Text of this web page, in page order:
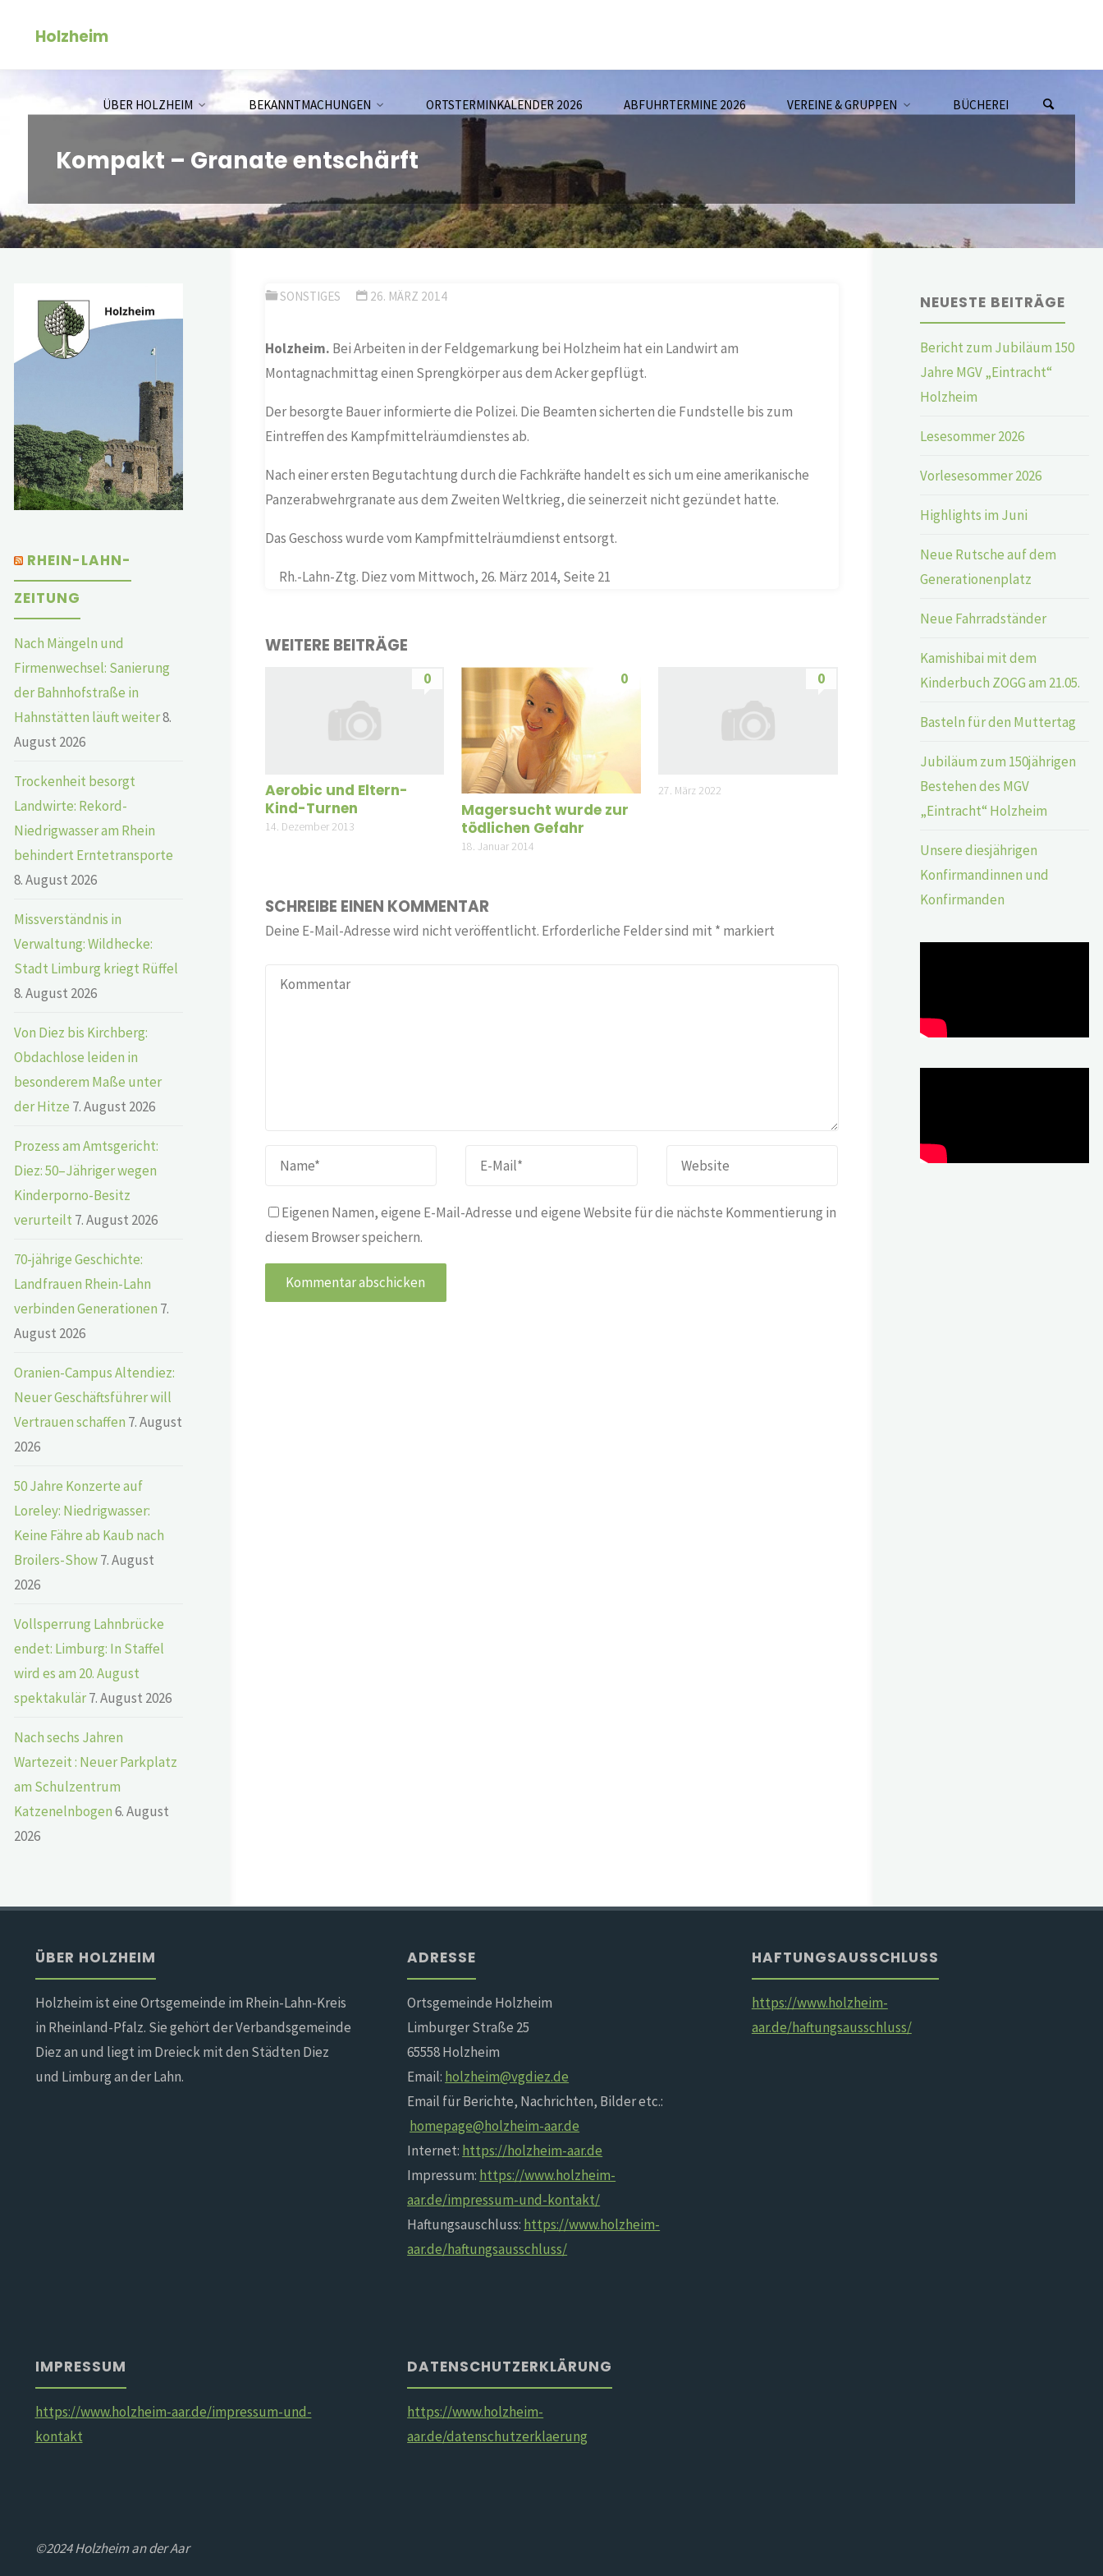
Holzheim
ÜBER HOLZHEIM BEKANNTMACHUNGEN ORTSTERMINKALENDER 2026 ABFUHRTERMINE 2026 VEREINE & GRUPPEN BÜCHEREI
Kompakt – Granate entschärft
SONSTIGES 26. MÄRZ 2014
Holzheim. Bei Arbeiten in der Feldgemarkung bei Holzheim hat ein Landwirt am
Montagnachmittag einen Sprengkörper aus dem Acker gepflügt.
Der besorgte Bauer informierte die Polizei. Die Beamten sicherten die Fundstelle bis zum
Eintreffen des Kampfmittelräumdienstes ab.
Nach einer ersten Begutachtung durch die Fachkräfte handelt es sich um eine amerikanische
Panzerabwehrgranate aus dem Zweiten Weltkrieg, die seinerzeit nicht gezündet hatte.
Das Geschoss wurde vom Kampfmittelräumdienst entsorgt.
Rh.-Lahn-Ztg. Diez vom Mittwoch, 26. März 2014, Seite 21
WEITERE BEITRÄGE
0
Aerobic und Eltern-
Kind-Turnen
14. Dezember 2013
0
Magersucht wurde zur
tödlichen Gefahr
18. Januar 2014
0
27. März 2022
SCHREIBE EINEN KOMMENTAR
Deine E-Mail-Adresse wird nicht veröffentlicht. Erforderliche Felder sind mit * markiert
Eigenen Namen, eigene E-Mail-Adresse und eigene Website für die nächste Kommentierung in
diesem Browser speichern.
RHEIN-LAHN-
ZEITUNG
Nach Mängeln und
Firmenwechsel: Sanierung
der Bahnhofstraße in
Hahnstätten läuft weiter8.
August 2026
Trockenheit besorgt
Landwirte: Rekord-
Niedrigwasser am Rhein
behindert Erntetransporte
8. August 2026
Missverständnis in
Verwaltung: Wildhecke:
Stadt Limburg kriegt Rüffel
8. August 2026
Von Diez bis Kirchberg:
Obdachlose leiden in
besonderem Maße unter
der Hitze 7. August 2026
Prozess am Amtsgericht:
Diez: 50–Jähriger wegen
Kinderporno-Besitz
verurteilt 7. August 2026
70-jährige Geschichte:
Landfrauen Rhein-Lahn
verbinden Generationen 7.
August 2026
Oranien-Campus Altendiez:
Neuer Geschäftsführer will
Vertrauen schaffen 7. August
2026
50 Jahre Konzerte auf
Loreley: Niedrigwasser:
Keine Fähre ab Kaub nach
Broilers-Show7. August
2026
Vollsperrung Lahnbrücke
endet: Limburg: In Staffel
wird es am 20. August
spektakulär7. August 2026
Nach sechs Jahren
Wartezeit : Neuer Parkplatz
am Schulzentrum
Katzenelnbogen6. August
2026
NEUESTE BEITRÄGE
Bericht zum Jubiläum 150
Jahre MGV „Eintracht“
Holzheim
Lesesommer 2026
Vorlesesommer 2026
Highlights im Juni
Neue Rutsche auf dem
Generationenplatz
Neue Fahrradständer
Kamishibai mit dem
Kinderbuch ZOGG am 21.05.
Basteln für den Muttertag
Jubiläum zum 150jährigen
Bestehen des MGV
„Eintracht“ Holzheim
Unsere diesjährigen
Konfirmandinnen und
Konfirmanden
ÜBER HOLZHEIM
Holzheim ist eine Ortsgemeinde im Rhein-Lahn-Kreis
in Rheinland-Pfalz. Sie gehört der Verbandsgemeinde
Diez an und liegt im Dreieck mit den Städten Diez
und Limburg an der Lahn.
ADRESSE
Ortsgemeinde Holzheim
Limburger Straße 25
65558 Holzheim
Email: holzheim@vgdiez.de
Email für Berichte, Nachrichten, Bilder etc.:
homepage@holzheim-aar.de
Internet: https://holzheim-aar.de
Impressum: https://www.holzheim-
aar.de/impressum-und-kontakt/
Haftungsauschluss: https://www.holzheim-
aar.de/haftungsausschluss/
HAFTUNGSAUSSCHLUSS
https://www.holzheim-
aar.de/haftungsausschluss/
IMPRESSUM
https://www.holzheim-aar.de/impressum-und-
kontakt
DATENSCHUTZERKLÄRUNG
https://www.holzheim-
aar.de/datenschutzerklaerung
©2024 Holzheim an der Aar